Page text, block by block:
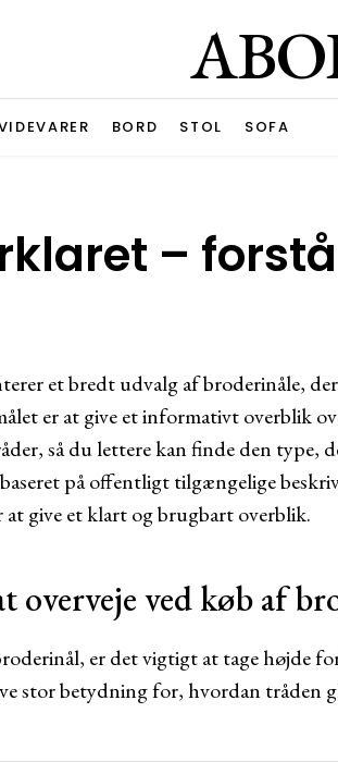
BORD STOL SOFA
–
et bredt udvalg af broderinåle,
er at give et informativt overblik
så du lettere kan finde den
på offentligt tilgængelige
give et klart og brugbart overblik.
overveje ved køb af
er det vigtigt at tage højde
stor betydning for, hvordan tråden